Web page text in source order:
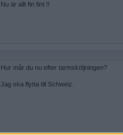
Nu är allt fin fint !!
Hur mår du nu efter tarmsköljningen?
Jag ska flytta till Schweiz.